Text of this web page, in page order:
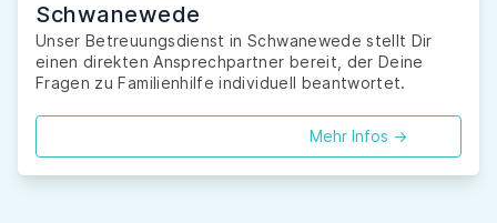
Schwanewede
Unser Betreuungsdienst in Schwanewede stellt Dir
einen direkten Ansprechpartner bereit, der Deine
Fragen zu Familienhilfe individuell beantwortet.
Mehr Infos ->